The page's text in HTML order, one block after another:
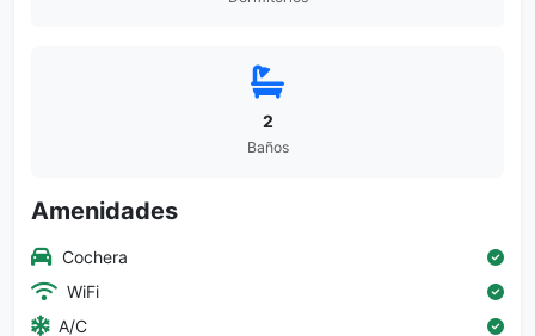
2
Baños
Amenidades
Cochera
WiFi
A/C